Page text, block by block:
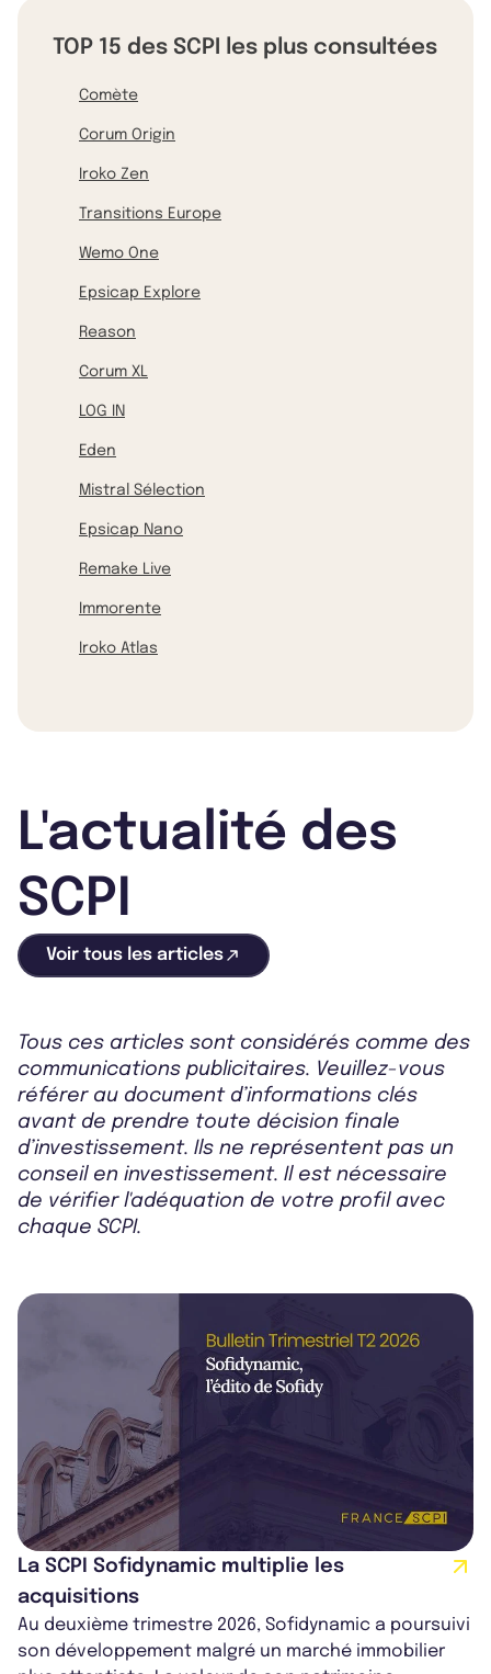
TOP 15 des SCPI les plus consultées
Comète
Corum Origin
Iroko Zen
Transitions Europe
Wemo One
Epsicap Explore
Reason
Corum XL
LOG IN
Eden
Mistral Sélection
Epsicap Nano
Remake Live
Immorente
Iroko Atlas
L'actualité des
SCPI
Voir tous les articles
Tous ces articles sont considérés comme des
communications publicitaires. Veuillez-vous
référer au document d’informations clés
avant de prendre toute décision finale
d’investissement. Ils ne représentent pas un
conseil en investissement. Il est nécessaire
de vérifier l'adéquation de votre profil avec
chaque SCPI.
La SCPI Sofidynamic multiplie les
acquisitions
Au deuxième trimestre 2026, Sofidynamic a poursuivi
son développement malgré un marché immobilier